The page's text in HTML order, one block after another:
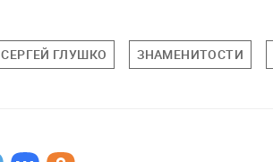
СЕРГЕЙ ГЛУШКО ЗНАМЕНИТОСТИ